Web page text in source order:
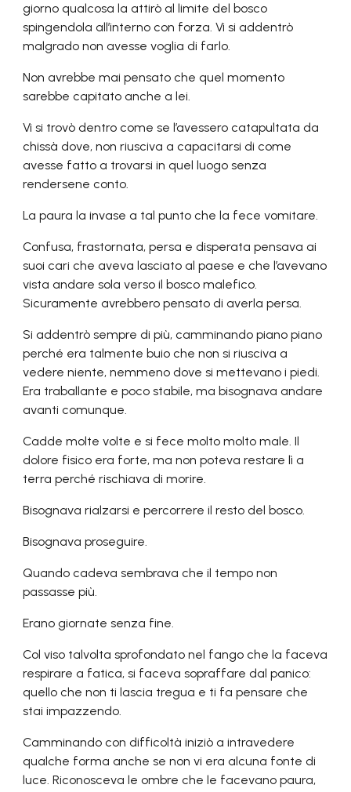
giorno qualcosa la attirò al limite del bosco
spingendola all’interno con forza. Vi si addentrò
malgrado non avesse voglia di farlo.
Non avrebbe mai pensato che quel momento
sarebbe capitato anche a lei.
Vi si trovò dentro come se l’avessero catapultata da
chissà dove, non riusciva a capacitarsi di come
avesse fatto a trovarsi in quel luogo senza
rendersene conto.
La paura la invase a tal punto che la fece vomitare.
Confusa, frastornata, persa e disperata pensava ai
suoi cari che aveva lasciato al paese e che l’avevano
vista andare sola verso il bosco malefico.
Sicuramente avrebbero pensato di averla persa.
Si addentrò sempre di più, camminando piano piano
perché era talmente buio che non si riusciva a
vedere niente, nemmeno dove si mettevano i piedi.
Era traballante e poco stabile, ma bisognava andare
avanti comunque.
Cadde molte volte e si fece molto molto male. Il
dolore fisico era forte, ma non poteva restare lì a
terra perché rischiava di morire.
Bisognava rialzarsi e percorrere il resto del bosco.
Bisognava proseguire.
Quando cadeva sembrava che il tempo non
passasse più.
Erano giornate senza fine.
Col viso talvolta sprofondato nel fango che la faceva
respirare a fatica, si faceva sopraffare dal panico:
quello che non ti lascia tregua e ti fa pensare che
stai impazzendo.
Camminando con difficoltà iniziò a intravedere
qualche forma anche se non vi era alcuna fonte di
luce. Riconosceva le ombre che le facevano paura,